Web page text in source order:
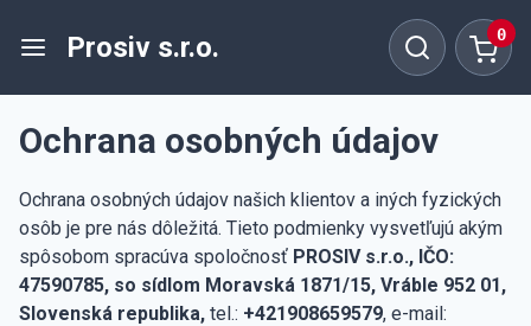
Prosiv s.r.o. 0
Ochrana osobných údajov
Ochrana osobných údajov našich klientov a iných fyzických
osôb je pre nás dôležitá. Tieto podmienky vysvetľujú akým
spôsobom spracúva spoločnosť PROSIV s.r.o., IČO:
47590785, so sídlom Moravská 1871/15, Vráble 952 01,
Slovenská republika, tel.: +421908659579, e-mail: